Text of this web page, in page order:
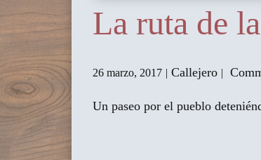
La ruta de
26 marzo, 2017 Callejero
Un paseo por el pueblo